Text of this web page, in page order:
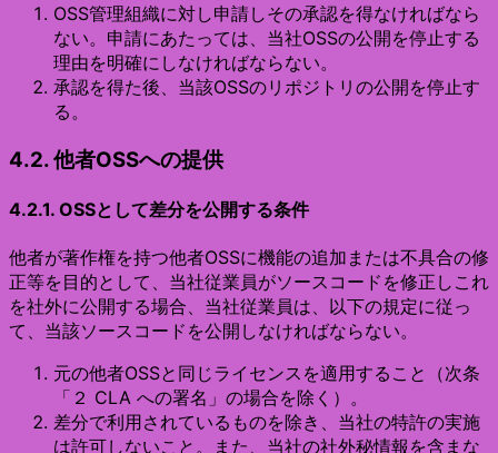
OSS管理組織に対し申請しその承認を得なければなら
ない。申請にあたっては、当社OSSの公開を停止する
理由を明確にしなければならない。
承認を得た後、当該OSSのリポジトリの公開を停止す
る。
4.2. 他者OSSへの提供
4.2.1. OSSとして差分を公開する条件
他者が著作権を持つ他者OSSに機能の追加または不具合の修
正等を目的として、当社従業員がソースコードを修正しこれ
を社外に公開する場合、当社従業員は、以下の規定に従っ
て、当該ソースコードを公開しなければならない。
元の他者OSSと同じライセンスを適用すること（次条
「２ CLA への署名」の場合を除く）。
差分で利用されているものを除き、当社の特許の実施
は許可しないこと。また、当社の社外秘情報を含まな